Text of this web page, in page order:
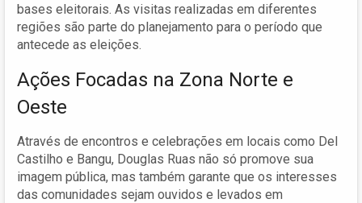
bases eleitorais. As visitas realizadas em diferentes
regiões são parte do planejamento para o período que
antecede as eleições.
Ações Focadas na Zona Norte e
Oeste
Através de encontros e celebrações em locais como Del
Castilho e Bangu, Douglas Ruas não só promove sua
imagem pública, mas também garante que os interesses
das comunidades sejam ouvidos e levados em